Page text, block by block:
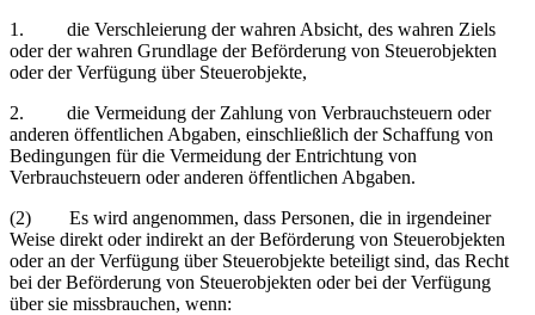
1. die Verschleierung der wahren Absicht, des wahren Ziels
oder der wahren Grundlage der Beförderung von Steuerobjekten
oder der Verfügung über Steuerobjekte,
2. die Vermeidung der Zahlung von Verbrauchsteuern oder
anderen öffentlichen Abgaben, einschließlich der Schaffung von
Bedingungen für die Vermeidung der Entrichtung von
Verbrauchsteuern oder anderen öffentlichen Abgaben.
(2) Es wird angenommen, dass Personen, die in irgendeiner
Weise direkt oder indirekt an der Beförderung von Steuerobjekten
oder an der Verfügung über Steuerobjekte beteiligt sind, das Recht
bei der Beförderung von Steuerobjekten oder bei der Verfügung
über sie missbrauchen, wenn: